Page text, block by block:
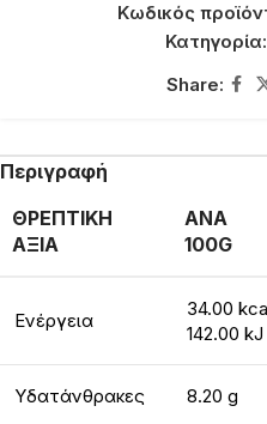
Κωδικός
Κατηγορία:
Share:
Περιγραφή
ΘΡΕΠΤΙΚΗ
ΑΞΙΑ
ΑΝΑ
100G
Ενέργεια
34.00
142.00 kJ
Υδατάνθρακες 8.20 g